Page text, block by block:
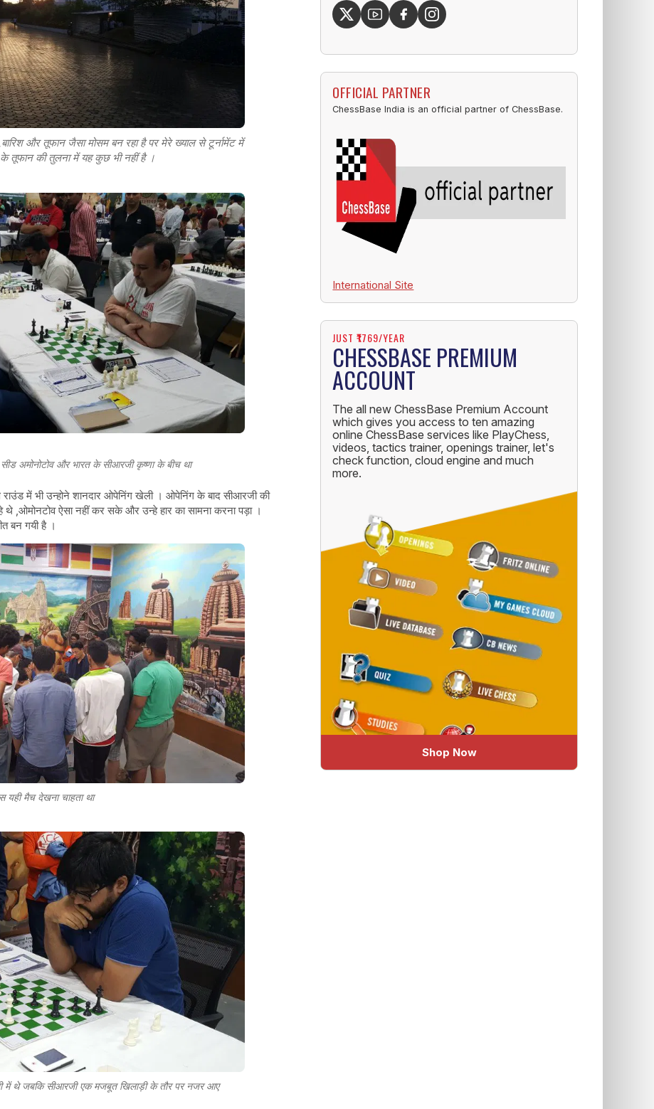
और तूफान जैसा मोसम बन रहा है पर मेरे ख्याल से टूर्नामेंट में
तूफान की तुलना में यह कुछ भी नहीं है ।
अमोनोटोव और भारत के सीआरजी कृष्णा के बीच था
में भी उन्होने शानदार ओपेनिंग खेली । ओपेनिंग के बाद सीआरजी की
,ओमोनटोव ऐसा नहीं कर सके और उन्हे हार का सामना करना पड़ा ।
बन गयी है ।
यही मैच देखना चाहता था
में थे जबकि सीआरजी एक मजबूत खिलाड़ी के तौर पर नजर आए
OFFICIAL PARTNER
ChessBase India is an official partner of ChessBase.
International Site
JUST ₹1769/YEAR
CHESSBASE PREMIUM
ACCOUNT
The all new ChessBase Premium Account
which gives you access to ten amazing
online ChessBase services like PlayChess,
videos, tactics trainer, openings trainer, let's
check function, cloud engine and much
more.
Shop Now